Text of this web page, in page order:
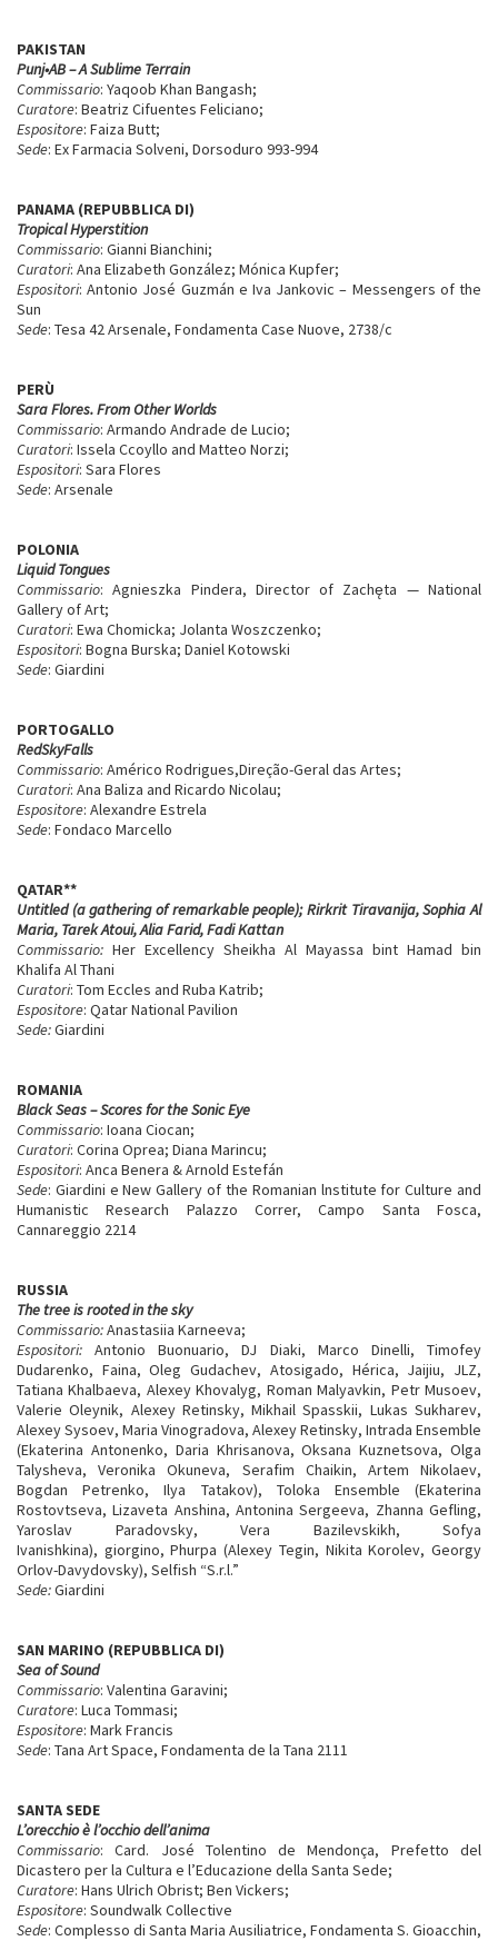
PAKISTAN
Punj•AB – A Sublime Terrain
Commissario: Yaqoob Khan Bangash;
Curatore: Beatriz Cifuentes Feliciano;
Espositore: Faiza Butt;
Sede: Ex Farmacia Solveni, Dorsoduro 993-994
PANAMA (REPUBBLICA DI)
Tropical Hyperstition
Commissario: Gianni Bianchini;
Curatori: Ana Elizabeth González; Mónica Kupfer;
Espositori: Antonio José Guzmán e Iva Jankovic – Messengers of the
Sun
Sede: Tesa 42 Arsenale, Fondamenta Case Nuove, 2738/c
PERÙ
Sara Flores. From Other Worlds
Commissario: Armando Andrade de Lucio;
Curatori: Issela Ccoyllo and Matteo Norzi;
Espositori: Sara Flores
Sede: Arsenale
POLONIA
Liquid Tongues
Commissario: Agnieszka Pindera, Director of Zachęta — National
Gallery of Art;
Curatori: Ewa Chomicka; Jolanta Woszczenko;
Espositori: Bogna Burska; Daniel Kotowski
Sede: Giardini
PORTOGALLO
RedSkyFalls
Commissario: Américo Rodrigues,Direção-Geral das Artes;
Curatori: Ana Baliza and Ricardo Nicolau;
Espositore: Alexandre Estrela
Sede: Fondaco Marcello
QATAR**
Untitled (a gathering of remarkable people); Rirkrit Tiravanija, Sophia Al
Maria, Tarek Atoui, Alia Farid, Fadi Kattan
Commissario: Her Excellency Sheikha Al Mayassa bint Hamad bin
Khalifa Al Thani
Curatori: Tom Eccles and Ruba Katrib;
Espositore: Qatar National Pavilion
Sede:Giardini
ROMANIA
Black Seas – Scores for the Sonic Eye
Commissario: Ioana Ciocan;
Curatori: Corina Oprea; Diana Marincu;
Espositori: Anca Benera & Arnold Estefán
Sede: Giardini e New Gallery of the Romanian lnstitute for Culture and
Humanistic Research Palazzo Correr, Campo Santa Fosca,
Cannareggio 2214
RUSSIA
The tree is rooted in the sky
Commissario:Anastasiia Karneeva;
Espositori: Antonio Buonuario, DJ Diaki, Marco Dinelli, Timofey
Dudarenko, Faina, Oleg Gudachev, Atosigado, Hérica, Jaijiu, JLZ,
Tatiana Khalbaeva, Alexey Khovalyg, Roman Malyavkin, Petr Musoev,
Valerie Oleynik, Alexey Retinsky, Mikhail Spasskii, Lukas Sukharev,
Alexey Sysoev, Maria Vinogradova, Alexey Retinsky, Intrada Ensemble
(Ekaterina Antonenko, Daria Khrisanova, Oksana Kuznetsova, Olga
Talysheva, Veronika Okuneva, Serafim Chaikin, Artem Nikolaev,
Bogdan Petrenko, Ilya Tatakov), Toloka Ensemble (Ekaterina
Rostovtseva, Lizaveta Anshina, Antonina Sergeeva, Zhanna Gefling,
Yaroslav Paradovsky, Vera Bazilevskikh, Sofya
Ivanishkina), giorgino, Phurpa (Alexey Tegin, Nikita Korolev, Georgy
Orlov-Davydovsky), Selfish “S.r.l.”
Sede:Giardini
SAN MARINO (REPUBBLICA DI)
Sea of Sound
Commissario: Valentina Garavini;
Curatore: Luca Tommasi;
Espositore: Mark Francis
Sede: Tana Art Space, Fondamenta de la Tana 2111
SANTA SEDE
L’orecchio è l’occhio dell’anima
Commissario: Card. José Tolentino de Mendonça, Prefetto del
Dicastero per la Cultura e l’Educazione della Santa Sede;
Curatore: Hans Ulrich Obrist; Ben Vickers;
Espositore: Soundwalk Collective
Sede: Complesso di Santa Maria Ausiliatrice, Fondamenta S. Gioacchin,